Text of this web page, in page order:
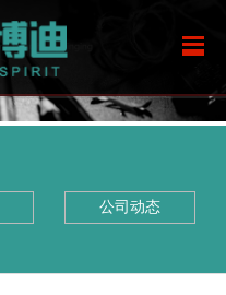
公司动态